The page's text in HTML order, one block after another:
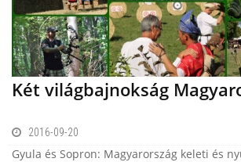
Két világbajnokság
2016-09-20
Gyula és Sopron: Magyarország keleti és